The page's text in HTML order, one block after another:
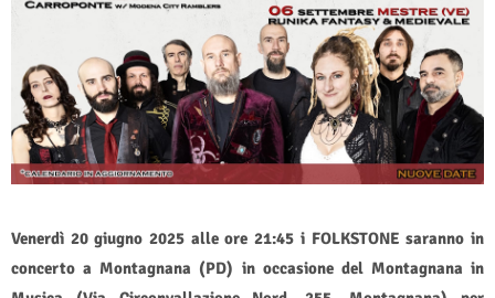
Venerdì 20 giugno 2025 alle ore 21:45 i FOLKSTONE saranno in
concerto a Montagnana (PD) in occasione del Montagnana in